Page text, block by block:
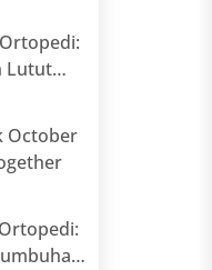
Lutut
Prof.
October